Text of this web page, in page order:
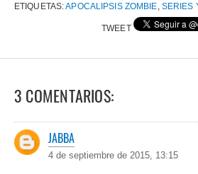
ETIQUETAS:APOCALIPSIS ZOMBIE, SERIES
TWEET
3 COMENTARIOS:
JABBA
4 de septiembre de 2015, 13:15